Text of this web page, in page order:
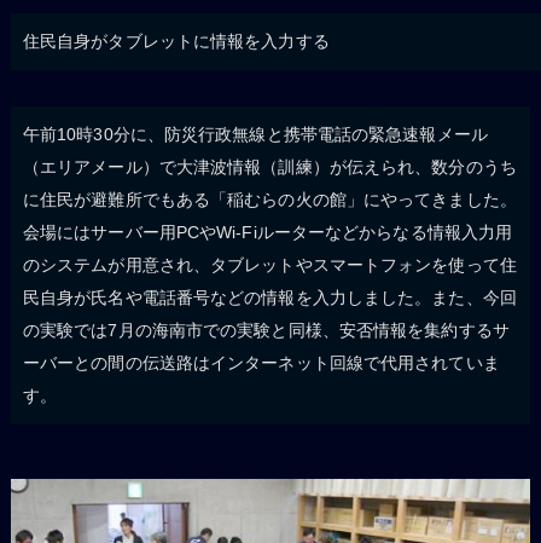
住民自身がタブレットに情報を入力する
午前10時30分に、防災行政無線と携帯電話の緊急速報メール
（エリアメール）で大津波情報（訓練）が伝えられ、数分のうち
に住民が避難所でもある「稲むらの火の館」にやってきました。
会場にはサーバー用PCやWi-Fiルーターなどからなる情報入力用
のシステムが用意され、タブレットやスマートフォンを使って住
民自身が氏名や電話番号などの情報を入力しました。また、今回
の実験では7月の海南市での実験と同様、安否情報を集約するサ
ーバーとの間の伝送路はインターネット回線で代用されていま
す。